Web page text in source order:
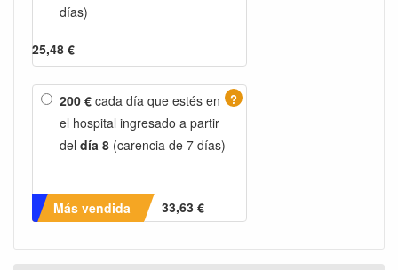
días)
25,48 €
200 €cada día que estés en
el hospital ingresado a partir
del día 8(carencia de 7 días)
Más vendida 33,63 €
?